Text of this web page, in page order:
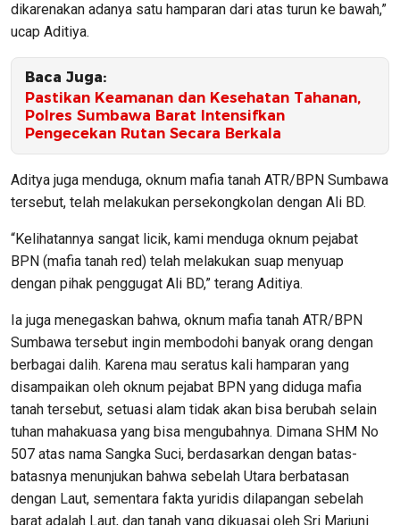
dikarenakan adanya satu hamparan dari atas turun ke bawah,”
ucap Aditiya.
Baca Juga:
Pastikan Keamanan dan Kesehatan Tahanan,
Polres Sumbawa Barat Intensifkan
Pengecekan Rutan Secara Berkala
Aditya juga menduga, oknum mafia tanah ATR/BPN Sumbawa
tersebut, telah melakukan persekongkolan dengan Ali BD.
“Kelihatannya sangat licik, kami menduga oknum pejabat
BPN (mafia tanah red) telah melakukan suap menyuap
dengan pihak penggugat Ali BD,” terang Aditiya.
Ia juga menegaskan bahwa, oknum mafia tanah ATR/BPN
Sumbawa tersebut ingin membodohi banyak orang dengan
berbagai dalih. Karena mau seratus kali hamparan yang
disampaikan oleh oknum pejabat BPN yang diduga mafia
tanah tersebut, setuasi alam tidak akan bisa berubah selain
tuhan mahakuasa yang bisa mengubahnya. Dimana SHM No
507 atas nama Sangka Suci, berdasarkan dengan batas-
batasnya menunjukan bahwa sebelah Utara berbatasan
dengan Laut, sementara fakta yuridis dilapangan sebelah
barat adalah Laut, dan tanah yang dikuasai oleh Sri Marjuni